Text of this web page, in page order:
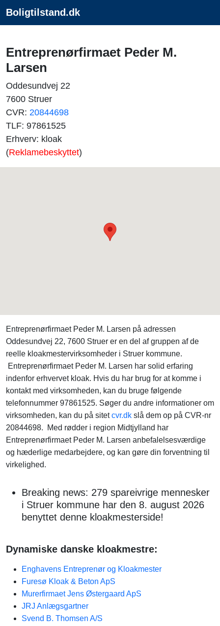
Boligtilstand.dk
Entreprenørfirmaet Peder M.
Larsen
Oddesundvej 22
7600 Struer
CVR: 20844698
TLF: 97861525
Erhverv: kloak
(Reklamebeskyttet)
Entreprenørfirmaet Peder M. Larsen på adressen
Oddesundvej 22, 7600 Struer er en del af gruppen af de
reelle kloakmestervirksomheder i Struer kommune.
Entreprenørfirmaet Peder M. Larsen har solid erfaring
indenfor erhvervet kloak. Hvis du har brug for at komme i
kontakt med virksomheden, kan du bruge følgende
telefonnummer 97861525. Søger du andre informationer om
virksomheden, kan du på sitetcvr.dk slå dem op på CVR-nr
20844698. Med rødder i region Midtjylland har
Entreprenørfirmaet Peder M. Larsen anbefalelsesværdige
og hæderlige medarbejdere, og kan gøre din forventning til
virkelighed.
Breaking news: 279 spareivrige mennesker
i Struer kommune har den 8. august 2026
benyttet denne kloakmesterside!
Dynamiske danske kloakmestre:
Enghavens Entreprenør og Kloakmester
Furesø Kloak & Beton ApS
Murerfirmaet Jens Østergaard ApS
JRJ Anlægsgartner
Svend B. Thomsen A/S